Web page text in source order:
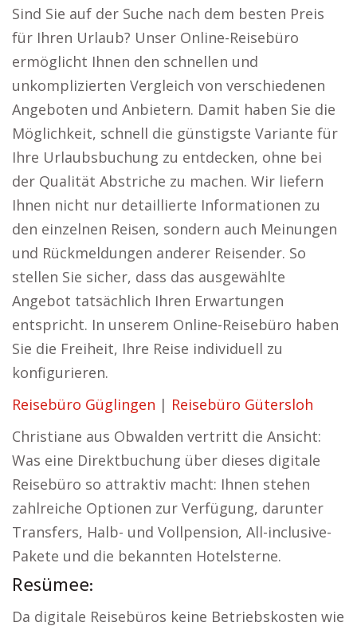
Sind Sie auf der Suche nach dem besten Preis
für Ihren Urlaub? Unser Online-Reisebüro
ermöglicht Ihnen den schnellen und
unkomplizierten Vergleich von verschiedenen
Angeboten und Anbietern. Damit haben Sie die
Möglichkeit, schnell die günstigste Variante für
Ihre Urlaubsbuchung zu entdecken, ohne bei
der Qualität Abstriche zu machen. Wir liefern
Ihnen nicht nur detaillierte Informationen zu
den einzelnen Reisen, sondern auch Meinungen
und Rückmeldungen anderer Reisender. So
stellen Sie sicher, dass das ausgewählte
Angebot tatsächlich Ihren Erwartungen
entspricht. In unserem Online-Reisebüro haben
Sie die Freiheit, Ihre Reise individuell zu
konfigurieren.
Reisebüro Güglingen | Reisebüro Gütersloh
Christiane aus Obwalden vertritt die Ansicht:
Was eine Direktbuchung über dieses digitale
Reisebüro so attraktiv macht: Ihnen stehen
zahlreiche Optionen zur Verfügung, darunter
Transfers, Halb- und Vollpension, All-inclusive-
Pakete und die bekannten Hotelsterne.
Resümee:
Da digitale Reisebüros keine Betriebskosten wie